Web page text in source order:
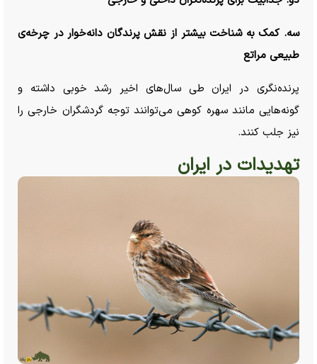
سه. کمک به شناخت بیشتر از نقش پرندگان دانه‌خوار در چرخه‌ی
طبیعی مراتع
پرنده‌نگری در ایران طی سال‌های اخیر رشد خوبی داشته و
گونه‌هایی مانند سهره کوهی می‌توانند توجه گردشگران خارجی را
نیز جلب کنند.
تهدیدات در ایران